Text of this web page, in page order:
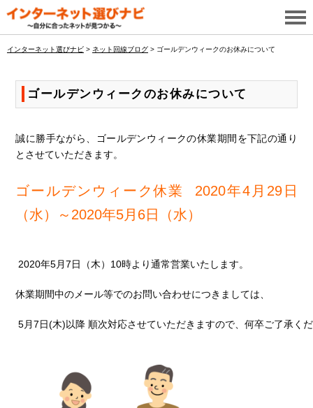
インターネット選びナビ > ネット回線ブログ > ゴールデンウィークのお休みについて
ゴールデンウィークのお休みについて
誠に勝手ながら、ゴールデンウィークの休業期間を下記の通り
とさせていただきます。
ゴールデンウィーク休業
2020年4月29日
（水）～2020年5月6日（水）
2020年5月7日（木）10時より通常営業いたします。
休業期間中のメール等でのお問い合わせにつきましては、
5月7日(木)以降 順次対応させていただきますので、何卒ご了承く